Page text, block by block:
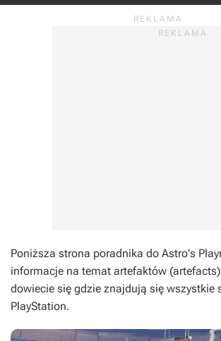
Poniższa strona poradnika do Astro's
informacje na temat artefaktów
dowiecie się gdzie znajdują się wszystkie
PlayStation.